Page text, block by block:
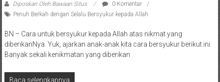
Diposkan Oleh:Bawaan Situs
0 Komentar
Penuh Berkah dengan Selalu Bersyukur kepada Allah
BN – Cara untuk bersyukur kepada Allah atas nikmat yang
diberikanNya. Yuk, ajarkan anak-anak kita cara bersyukur berikut ini.
Banyak sekali kenikmatan yang diberikan
Baca selengkapnya